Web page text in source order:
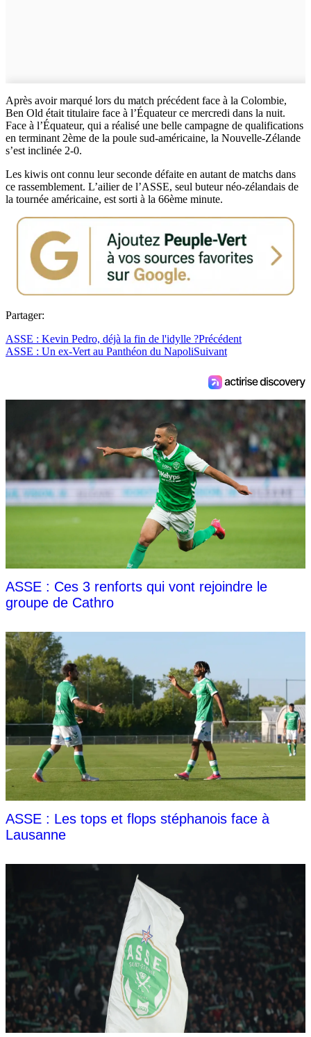
Après avoir marqué lors du match précédent face à la Colombie,
Ben Old était titulaire face à l’Équateur ce mercredi dans la nuit.
Face à l’Équateur, qui a réalisé une belle campagne de qualifications
en terminant 2ème de la poule sud-américaine, la Nouvelle-Zélande
s’est inclinée 2-0.
Les kiwis ont connu leur seconde défaite en autant de matchs dans
ce rassemblement. L’ailier de l’ASSE, seul buteur néo-zélandais de
la tournée américaine, est sorti à la 66ème minute.
Partager:
ASSE : Kevin Pedro, déjà la fin de l'idylle ?Précédent
ASSE : Un ex-Vert au Panthéon du NapoliSuivant
ASSE : Ces 3 renforts qui vont rejoindre le
groupe de Cathro
ASSE : Les tops et flops stéphanois face à
Lausanne